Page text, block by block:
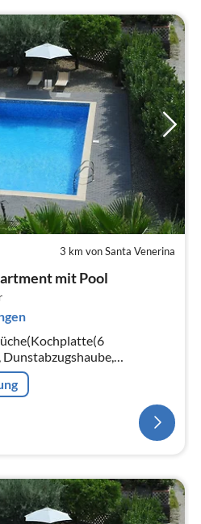
3 km von Santa Venerina
mit Pool
Mikrowelle,
Waschmaschine)